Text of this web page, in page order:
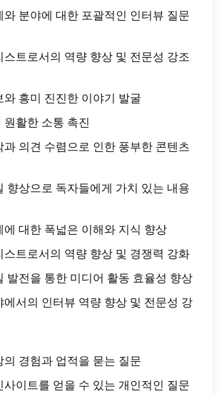
와 분야에 대한 포괄적인 인터뷰 질문
스트로서의 역량 향상 및 전문성 강조
와 흥미 진진한 이야기 발굴
활한 소통 촉진
과 의견 수렴으로 인한 풍부한 콘텐츠
향상으로 독자들에게 가치 있는 내용
에 대한 폭넓은 이해와 지식 향상
스트로서의 역량 향상 및 경쟁력 강화
발전을 통한 미디어 활동 효율성 향상
에서의 인터뷰 역량 향상 및 전문성 강
의 경험과 업적을 묻는 질문
사이트를 얻을 수 있는 개인적인 질문